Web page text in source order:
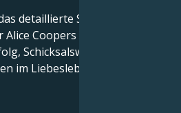
detaillierte Sternzeichen-
Coopers Talent,
Schicksalswendungen,
im Liebesleben zu erkunden.